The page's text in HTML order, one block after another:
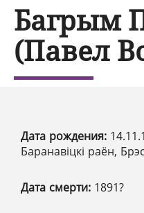
Багрым
(Павел
Дата рождения:
Баранавіцкі раён,
Дата смерти: 1891?